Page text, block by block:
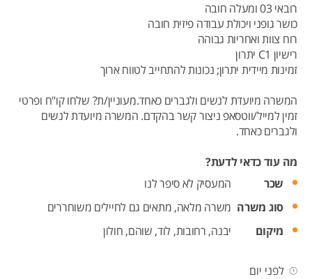
רובאי 03 ומעלה חובה
כושר גופני ויכולת עבודה פיזית חובה
רוח צוות ואחריות גבוהה
רישיון C1 יתרון
זמינות מיידית יתרון; נכונות להתחייב לטווח ארוך
המשרה מיועדת לנשים ולגברים כאחד.מעוניין/ת? שלחו קו"ח ופרטי
זמין למייל/ווטסאפ ניצור קשר בהקדם. המשרה מיועדת לנשים
ולגברים כאחד.
מה עוד כדאי לדעת?
שכר
המעסיק לא סיפר לנו
סוג משרה משרה מלאה, מתאים גם לחיילים משוחררים
מיקום
יבנה, רחובות, לוד, שוהם, חולון
לפני יום